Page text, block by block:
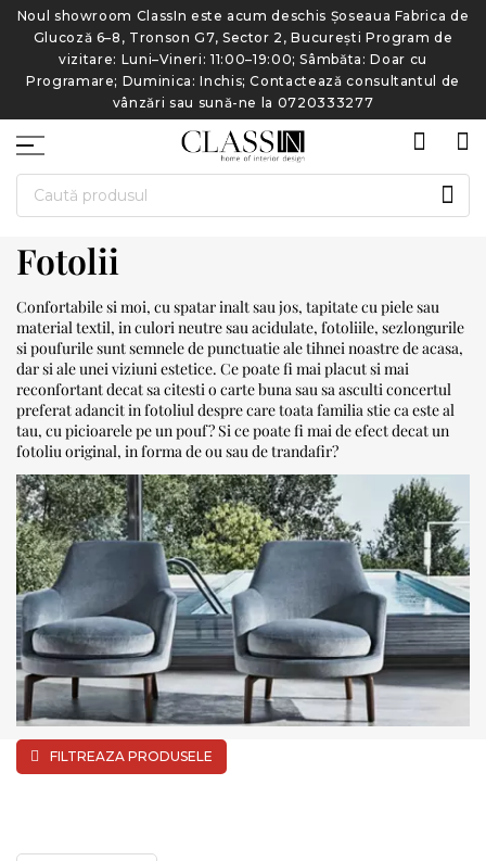
Noul showroom ClassIn este acum deschis Șoseaua Fabrica de
Glucoză 6–8, Tronson G7, Sector 2, București Program de
vizitare: Luni–Vineri: 11:00–19:00; Sâmbăta: Doar cu
Programare; Duminica: Inchis; Contactează consultantul de
vânzări sau sună-ne la 0720333277
Fotolii
Confortabile si moi, cu spatar inalt sau jos, tapitate cu piele sau
material textil, in culori neutre sau acidulate, fotoliile, sezlongurile
si poufurile sunt semnele de punctuatie ale tihnei noastre de acasa,
dar si ale unei viziuni estetice. Ce poate fi mai placut si mai
reconfortant decat sa citesti o carte buna sau sa asculti concertul
preferat adancit in fotoliul despre care toata familia stie ca este al
tau, cu picioarele pe un pouf? Si ce poate fi mai de efect decat un
fotoliu original, in forma de ou sau de trandafir?
FILTREAZA PRODUSELE